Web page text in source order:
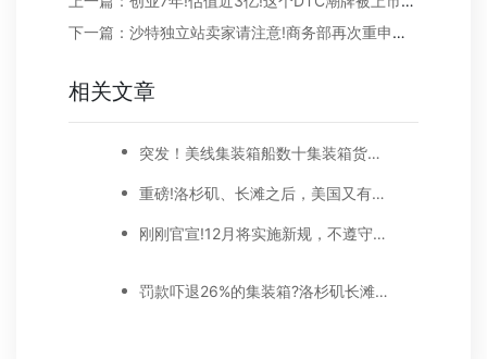
下一篇：沙特独立站卖家请注意!商务部再次重申此规定
相关文章
突发！美线集装箱船数十集装箱货坠海，又接连起火，损失扩大……你的货，可能没了
重磅!洛杉矶、长滩之后，美国又有两个码头宣布收取集装箱超期滞留费...
刚刚官宣!12月将实施新规，不遵守会被拒收集装箱
罚款吓退26%的集装箱?洛杉矶长滩港口再次推迟收取集装箱逾期滞留费用....